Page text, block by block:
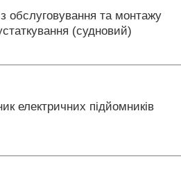
обслуговування та монтажу
(судновий)
електричних підйомників